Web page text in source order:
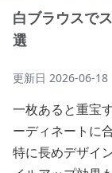
白ブラウスで
選
更新日 2026-06-18
一枚あると重宝
ーディネートに
特に長めデザイ